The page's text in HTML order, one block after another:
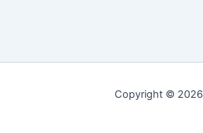
Copyright © 2026